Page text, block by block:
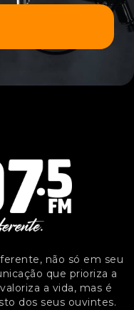
não só em seu
que prioriza a
a vida, mas é
dos seus ouvintes.